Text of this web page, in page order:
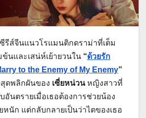
รีส์จีนแนวโรแมนติกดราม่าที่เต็ม
นและเสน่ห์เย้ายวนใน “ด้วยรัก
to the Enemy of My Enemy”
สุดพลิกผันของ เซี่ยหน่วนหญิงสาวที่
อันตรายเมื่อเธอต้องการช่วยน้อง
หนัก แต่กลับกลายเป็นว่าไตของเธอ